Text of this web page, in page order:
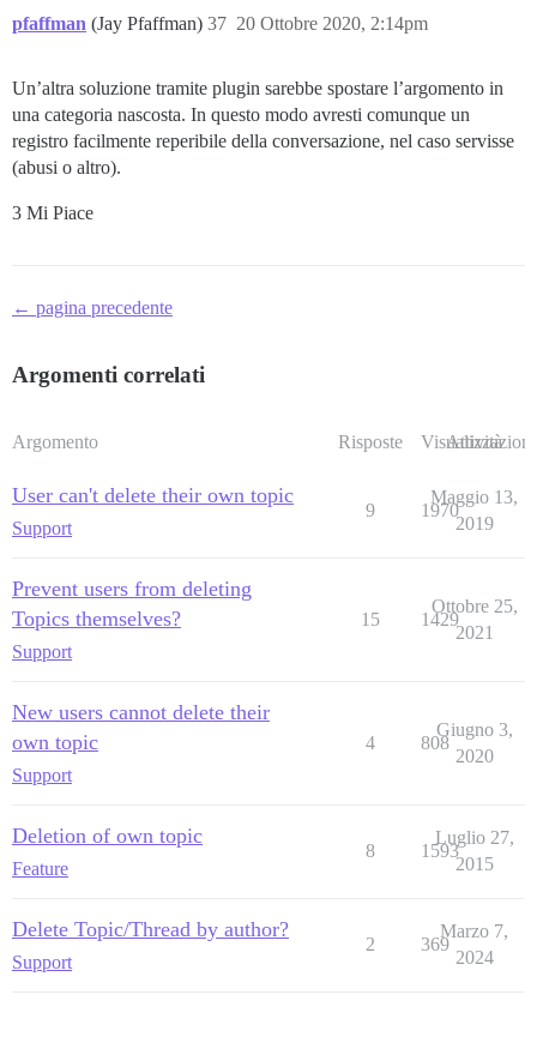
pfaffman (Jay Pfaffman) 20 Ottobre 2020, 2:14pm
37
Un’altra soluzione tramite plugin sarebbe spostare l’argomento in
una categoria nascosta. In questo modo avresti comunque un
registro facilmente reperibile della conversazione, nel caso servisse
(abusi o altro).
3 Mi Piace
← pagina precedente
Argomenti correlati
Argomento Risposte Visualizzazioni
Attività
User can't delete their own topic
Support
9 1970
Maggio 13,
2019
Prevent users from deleting
Topics themselves?
Support
15 1429
Ottobre 25,
2021
New users cannot delete their
own topic
Support
4 808
Giugno 3,
2020
Deletion of own topic
Feature
8 1593
Luglio 27,
2015
Delete Topic/Thread by author?
Support
2 369
Marzo 7,
2024